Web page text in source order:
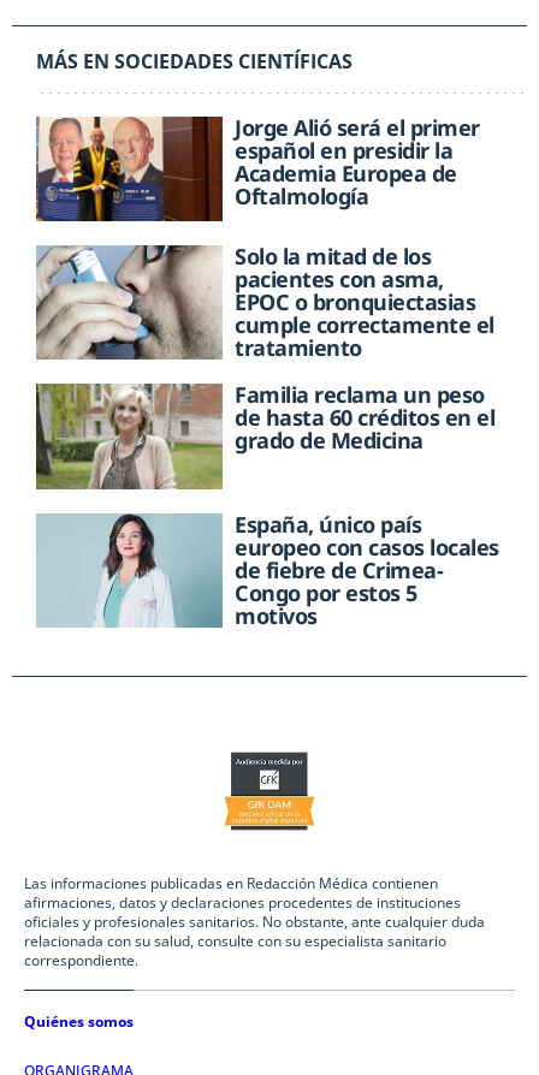
MÁS EN SOCIEDADES CIENTÍFICAS
Jorge Alió será el primer
español en presidir la
Academia Europea de
Oftalmología
Solo la mitad de los
pacientes con asma,
EPOC o bronquiectasias
cumple correctamente el
tratamiento
Familia reclama un peso
de hasta 60 créditos en el
grado de Medicina
España, único país
europeo con casos locales
de fiebre de Crimea-
Congo por estos 5
motivos
Las informaciones publicadas en Redacción Médica contienen
afirmaciones, datos y declaraciones procedentes de instituciones
oficiales y profesionales sanitarios. No obstante, ante cualquier duda
relacionada con su salud, consulte con su especialista sanitario
correspondiente.
Quiénes somos
ORGANIGRAMA